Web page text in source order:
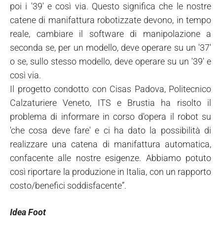
poi i '39' e così via. Questo significa che le nostre
catene di manifattura robotizzate devono, in tempo
reale, cambiare il software di manipolazione a
seconda se, per un modello, deve operare su un '37'
o se, sullo stesso modello, deve operare su un '39' e
così via.
Il progetto condotto con Cisas Padova, Politecnico
Calzaturiere Veneto, ITS e Brustia ha risolto il
problema di informare in corso d'opera il robot su
'che cosa deve fare' e ci ha dato la possibilità di
realizzare una catena di manifattura automatica,
confacente alle nostre esigenze. Abbiamo potuto
così riportare la produzione in Italia, con un rapporto
costo/benefici soddisfacente”.
Idea Foot